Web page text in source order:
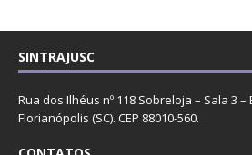
SINTRAJUSC
Rua dos Ilhéus nº 118 Sobreloja – Sala 3 –
Florianópolis (SC). CEP 88010-560.